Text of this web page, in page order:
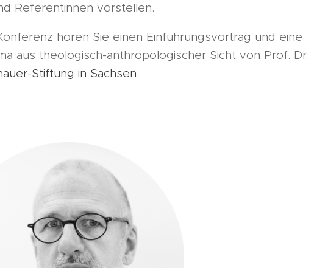
Referentinnen vorstellen.
hören Sie einen Einführungsvortrag und eine
aus theologisch-anthropologischer Sicht von Prof. Dr.
Stiftung in Sachsen.